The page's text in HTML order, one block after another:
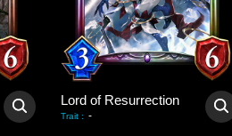
Lord of Resurrection
Trait : -